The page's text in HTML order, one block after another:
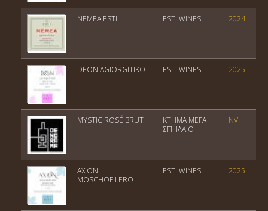
ΝΕΜΕΑ ESTI ESTI WINES 2024
DEON AGIORGITIKO ESTI WINES 2025
MYSTIC ROSÉ BRUT
ΚΤΗΜΑ ΜΕΓΑ
ΣΠΗΛΑΙΟ
NV
AXION
MOSCHOFILERO
ESTI WINES 2025